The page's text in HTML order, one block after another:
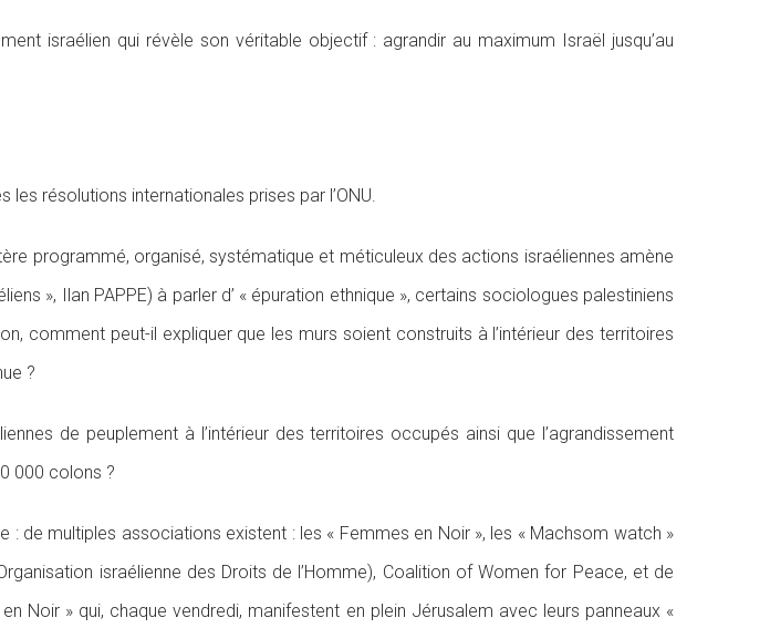
israélien qui révèle son véritable objectif : agrandir au maximum Israël jusqu’au
résolutions internationales prises par l’ONU.
programmé, organisé, systématique et méticuleux des actions israéliennes amène
», Ilan PAPPE) à parler d’ « épuration ethnique », certains sociologues palestiniens
comment peut-il expliquer que les murs soient construits à l’intérieur des territoires
?
de peuplement à l’intérieur des territoires occupés ainsi que l’agrandissement
000 colons ?
de multiples associations existent : les « Femmes en Noir », les « Machsom watch »
israélienne des Droits de l’Homme), Coalition of Women for Peace, et de
Noir » qui, chaque vendredi, manifestent en plein Jérusalem avec leurs panneaux «